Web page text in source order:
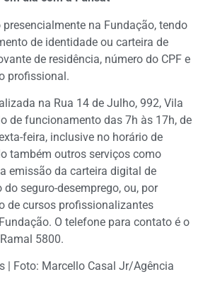
na Fundação, tendo
de identidade ou carteira de
de residência, número do CPF e
profissional.
na Rua 14 de Julho, 992, Vila
de funcionamento das 7h às 17h, de
feira, inclusive no horário de
também outros serviços como
emissão da carteira digital de
seguro-desemprego, ou, por
de cursos profissionalizantes
O telefone para contato é o
5800.
| Foto: Marcello Casal Jr/Agência